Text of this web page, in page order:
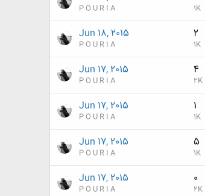
1K
P O U R I A
2
1K
Jun 18, 2015
P O U R I A
4
2K
Jun 17, 2015
P O U R I A
1
1K
Jun 17, 2015
P O U R I A
5
1K
Jun 17, 2015
P O U R I A
0
2K
Jun 17, 2015
P O U R I A